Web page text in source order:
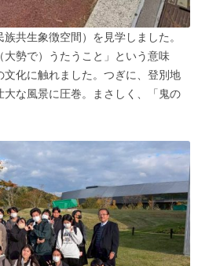
共生象徴空間）を見学しました。
勢で）うたうこと」という意味
化に触れました。つぎに、登別地
な風景に圧巻。まさしく、「鬼の